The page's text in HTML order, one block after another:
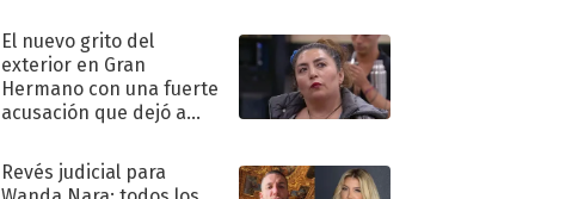
El nuevo grito del
exterior en Gran
Hermano con una fuerte
acusación que dejó a
"Traidora"
Revés judicial para